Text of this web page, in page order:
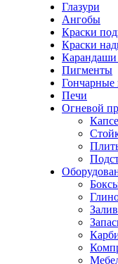
Глазури
Ангобы
Краски
Краски
Карандаши
Пигменты
Гончарные
Печи
Огневой